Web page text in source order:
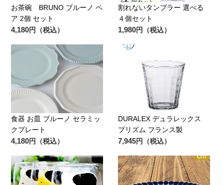
お茶碗 BRUNO ブルーノ ペ
ア 2個 セット
4,180円（税込）
割れないタンブラー 選べる
４個セット
1,980円（税込）
食器 お皿 ブルーノ セラミッ
クプレート
4,180円（税込）
DURALEX デュラレックス
プリズム フランス製
7,945円（税込）